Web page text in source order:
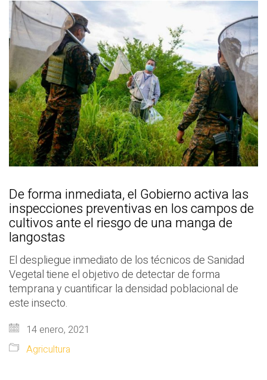
De forma inmediata, el Gobierno activa las
inspecciones preventivas en los campos de
cultivos ante el riesgo de una manga de
langostas
El despliegue inmediato de los técnicos de Sanidad
Vegetal tiene el objetivo de detectar de forma
temprana y cuantificar la densidad poblacional de
este insecto.
14 enero, 2021
Agricultura